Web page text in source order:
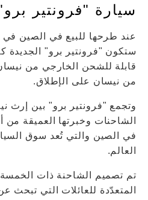
سيارة "فرونتير
عند طرحها للبيع في الصين
ستكون "فرونتير برو" الجديدة
قابلة للشحن الخارجي من
من نيسان على الإطلاق.
وتجمع "فرونتير برو" بين إرث
الشاحنات وخبرتها العميقة من
في الصين والتي تُعد سوق
العالم.
تم تصميم الشاحنة ذات
المتعدّدة للعائلات التي تبحث